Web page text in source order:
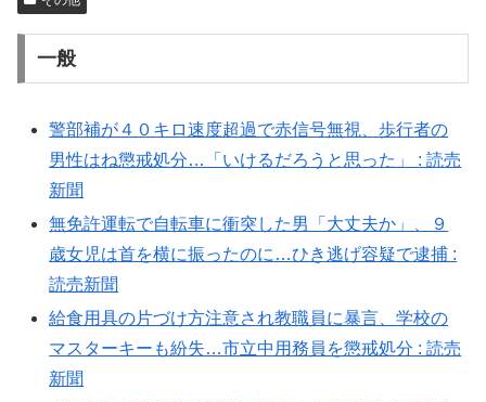
一般
警部補が４０キロ速度超過で赤信号無視、歩行者の
男性はね懲戒処分…「いけるだろうと思った」 : 読売
新聞
無免許運転で自転車に衝突した男「大丈夫か」、９
歳女児は首を横に振ったのに…ひき逃げ容疑で逮捕 :
読売新聞
給食用具の片づけ方注意され教職員に暴言、学校の
マスターキーも紛失…市立中用務員を懲戒処分 : 読売
新聞